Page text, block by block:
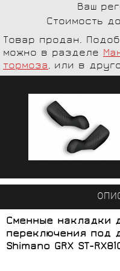
Ваш
Стоимость
Товар продан.
можно в разделе
тормоза, или в
Сменные накладки
переключения под
Shimano GRX ST-